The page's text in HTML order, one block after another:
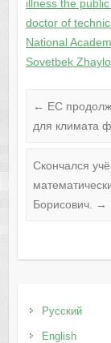
illness the
doctor of
National
Sovetbek
← ЕС
для климата
Cкончался
Борисович.
→
Русский
English